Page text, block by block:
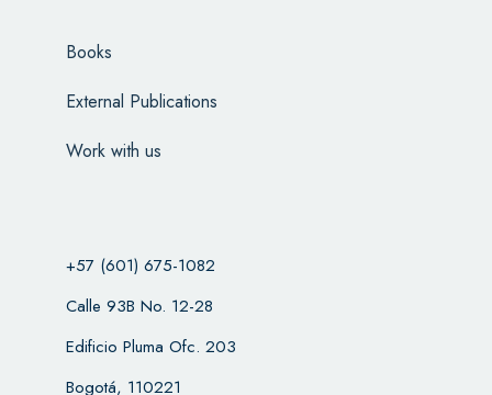
Books
External Publications
Work with us
+57 (601) 675-1082
Calle 93B No. 12-28
Edificio Pluma Ofc. 203
Bogotá, 110221